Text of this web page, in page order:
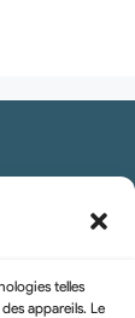
telles
appareils. Le